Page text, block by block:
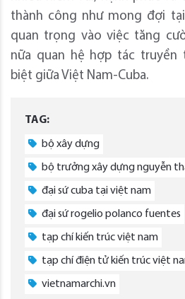
thành công như mong đợi
quan trọng vào việc tăng
nữa quan hệ hợp tác truyền
biệt giữa Việt Nam-Cuba.
TAG:
bộ xây dựng
bộ trưởng xây dựng nguyễn
đại sứ cuba tại việt nam
đại sứ rogelio polanco fuentes
tạp chí kiến trúc việt nam
tạp chí điện tử kiến trúc việt
vietnamarchi.vn